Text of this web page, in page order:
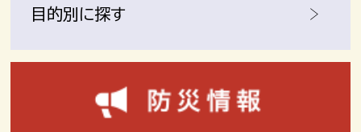
目的別に探す